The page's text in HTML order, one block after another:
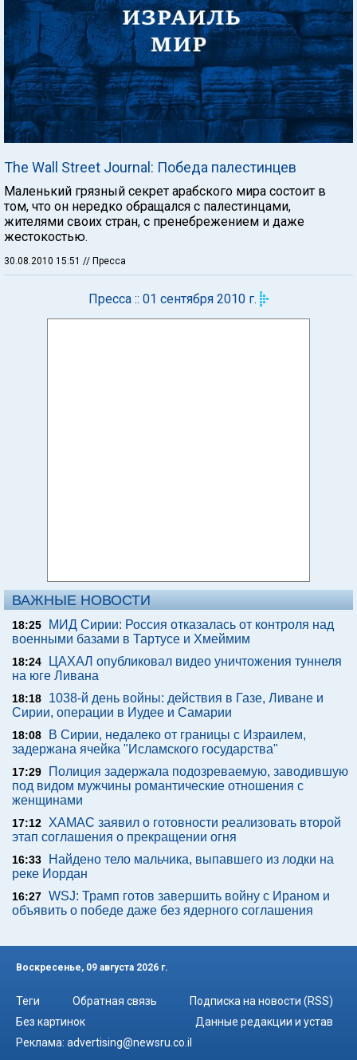
The Wall Street Journal: Победа палестинцев
Маленький грязный секрет арабского мира состоит в
том, что он нередко обращался с палестинцами,
жителями своих стран, с пренебрежением и даже
жестокостью.
30.08.2010 15:51 // Пресса
Пресса :: 01 сентября 2010 г.
ВАЖНЫЕ НОВОСТИ
18:25
МИД Сирии: Россия отказалась от контроля над
военными базами в Тартусе и Хмеймим
18:24
ЦАХАЛ опубликовал видео уничтожения туннеля
на юге Ливана
18:18
1038-й день войны: действия в Газе, Ливане и
Сирии, операции в Иудее и Самарии
18:08
В Сирии, недалеко от границы с Израилем,
задержана ячейка "Исламского государства"
17:29
Полиция задержала подозреваемую, заводившую
под видом мужчины романтические отношения с
женщинами
17:12
ХАМАС заявил о готовности реализовать второй
этап соглашения о прекращении огня
16:33
Найдено тело мальчика, выпавшего из лодки на
реке Иордан
16:27 WSJ: Трамп готов завершить войну с Ираном и
объявить о победе даже без ядерного соглашения
Воскресенье, 09 августа 2026 г.
Теги Обратная связь
Подписка на новости (RSS)
Без картинок
Данные редакции и устав
Реклама: advertising@newsru.co.il